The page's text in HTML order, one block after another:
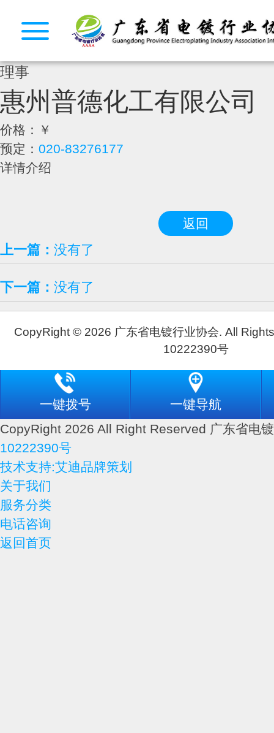
理事
惠州普德化工有限公司
价格：
￥
预定： 020-83276177
详情介绍
返回
上一篇： 没有了
下一篇： 没有了
CopyRight © 2026 广东省电镀行业协会. All
10222390号
一键拨号
一键导航
CopyRight 2026 All Right Reserved 广东省电
10222390号
技术支持:艾迪品牌策划
关于我们
服务分类
电话咨询
返回首页